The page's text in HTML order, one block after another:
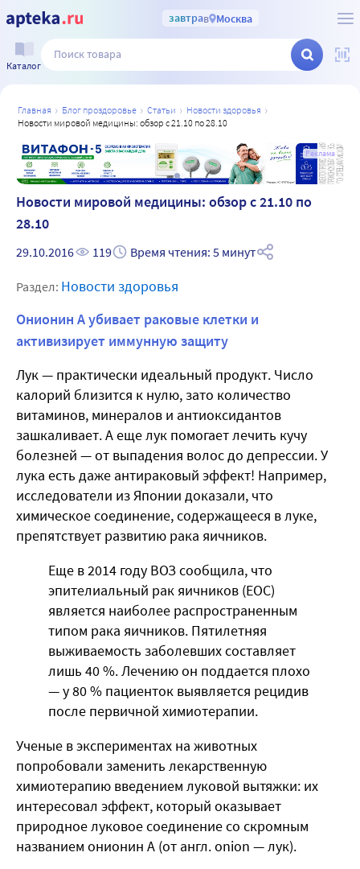
завтрав Москва
Каталог
главная блог проздоровье статьи
новости здоровья
новости мировой медицины: обзор с 21.10 по 28.10
Реклама
Новости мировой медицины: обзор с 21.10 по
28.10
29.10.2016 119 Время чтения: 5 минут
Раздел: Новости здоровья
Онионин А убивает раковые клетки и
активизирует иммунную защиту
Лук — практически идеальный продукт. Число
калорий близится к нулю, зато количество
витаминов, минералов и антиоксидантов
зашкаливает. А еще лук помогает лечить кучу
болезней — от выпадения волос до депрессии. У
лука есть даже антираковый эффект! Например,
исследователи из Японии доказали, что
химическое соединение, содержащееся в луке,
препятствует развитию рака яичников.
Еще в 2014 году ВОЗ сообщила, что
эпителиальный рак яичников (EOC)
является наиболее распространенным
типом рака яичников. Пятилетняя
выживаемость заболевших составляет
лишь 40 %. Лечению он поддается плохо
— у 80 % пациенток выявляется рецидив
после первичной химиотерапии.
Ученые в экспериментах на животных
попробовали заменить лекарственную
химиотерапию введением луковой вытяжки: их
интересовал эффект, который оказывает
природное луковое соединение со скромным
названием онионин А (от англ. onion — лук).